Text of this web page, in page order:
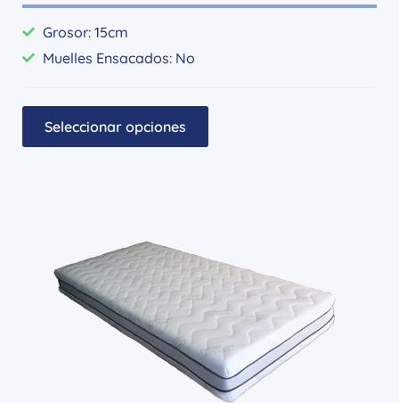
Grosor: 15cm
Muelles Ensacados: No
Seleccionar opciones